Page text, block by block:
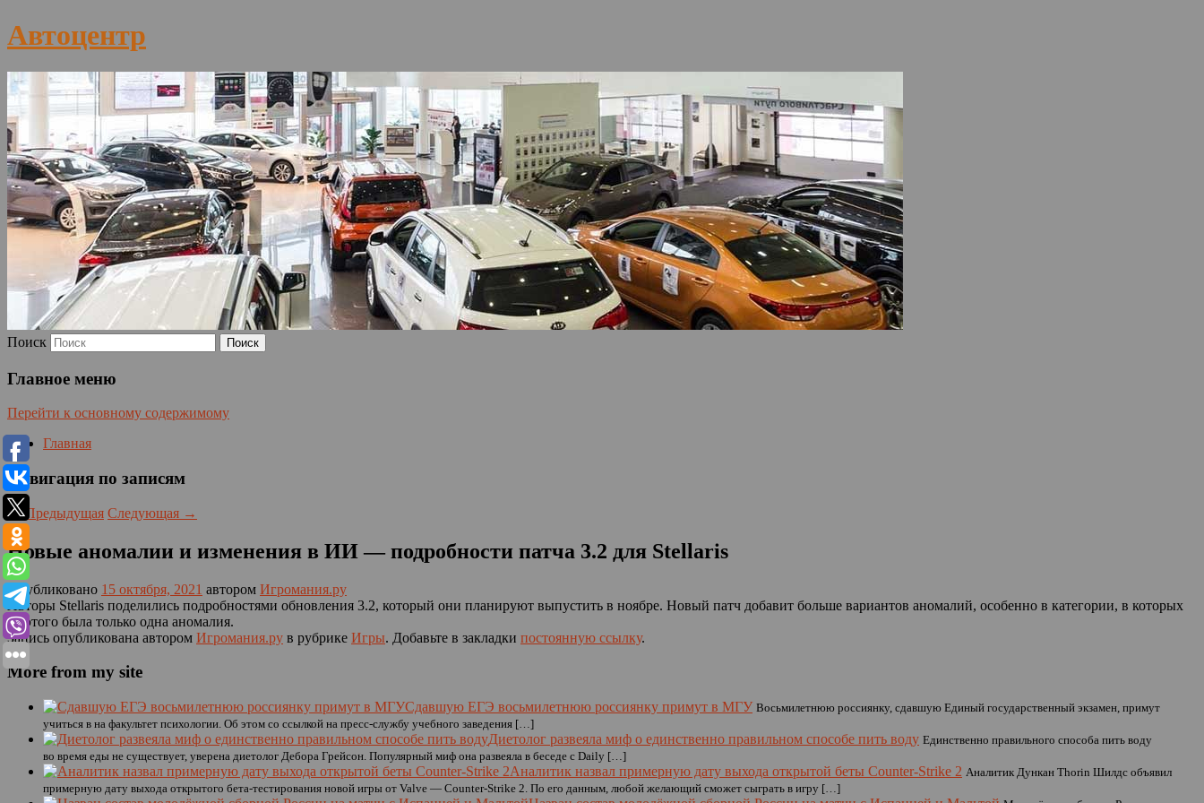
Автоцентр
Поиск
Главное меню
Перейти к основному содержимому
Главная
Навигация по записям
←Предыдущая Следующая →
Новые аномалии и изменения в ИИ — подробности патча 3.2 для Stellaris
Опубликовано 15 октября, 2021 автором Игромания.ру
Авторы Stellaris поделились подробностями обновления 3.2, который они планируют выпустить в ноябре. Новый патч добавит больше вариантов аномалий, особенно в категории, в которых
до этого была только одна аномалия.
Запись опубликована автором Игромания.ру в рубрике Игры. Добавьте в закладки постоянную ссылку.
More from my site
Сдавшую ЕГЭ восьмилетнюю россиянку примут в МГУ Восьмилетнюю россиянку, сдавшую Единый государственный экзамен, примут
учиться в на факультет психологии. Об этом со ссылкой на пресс-службу учебного заведения […]
Диетолог развеяла миф о единственно правильном способе пить воду Единственно правильного способа пить воду
во время еды не существует, уверена диетолог Дебора Грейсон. Популярный миф она развеяла в беседе с Daily […]
Аналитик назвал примерную дату выхода открытой беты Counter-Strike 2 Аналитик Дункан Thorin Шилдс объявил
примерную дату выхода открытого бета-тестирования новой игры от Valve — Counter-Strike 2. По его данным, любой желающий сможет сыграть в игру […]